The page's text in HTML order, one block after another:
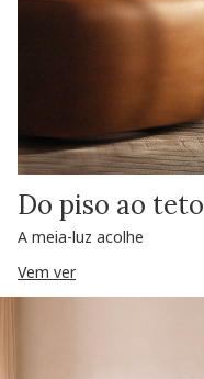
Do piso ao teto
A meia-luz acolhe
Vem ver